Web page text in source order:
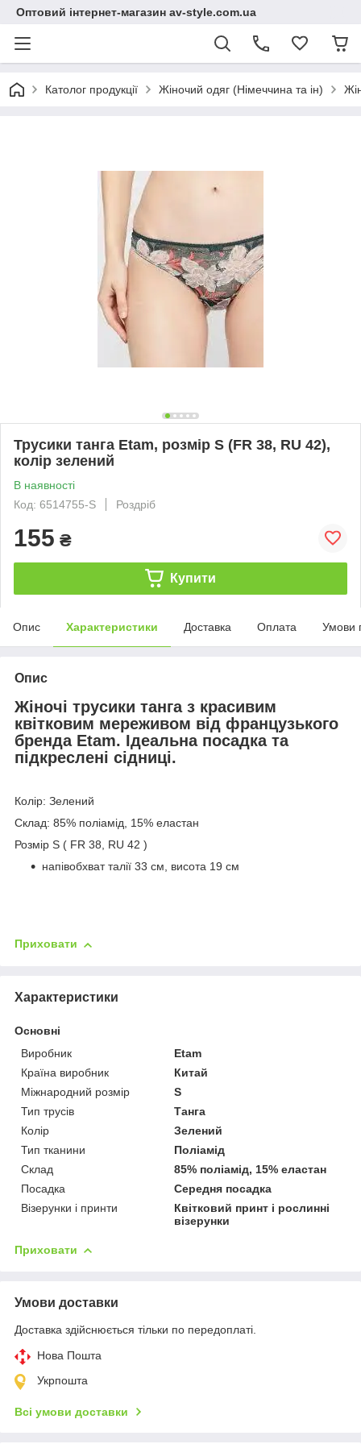
Оптовий інтернет-магазин av-style.com.ua
Католог продукції Жіночий одяг (Німеччина та ін)
Трусики танга Etam, розмір S (FR 38, RU 42),
колір зелений
В наявності
Код: 6514755-S
Роздріб
155 ₴
Купити
Опис Характеристики Доставка Оплата Умови
Опис
Жіночі трусики танга з красивим
квітковим мереживом від французького
бренда Etam. Ідеальна посадка та
підкреслені сідниці.
Колір: Зелений
Склад: 85% поліамід, 15% еластан
Розмір S ( FR 38, RU 42 )
напівобхват талії 33 см, висота 19 см
Приховати
Характеристики
Основні
Виробник
Etam
Країна виробник
Китай
Міжнародний розмір
S
Тип трусів
Танга
Колір
Зелений
Тип тканини
Поліамід
Склад
85% поліамід, 15% еластан
Посадка
Середня посадка
Візерунки і принти
Квітковий принт і рослинні
візерунки
Приховати
Умови доставки
Доставка здійснюється тільки по передоплаті.
Нова Пошта
Укрпошта
Всі умови доставки